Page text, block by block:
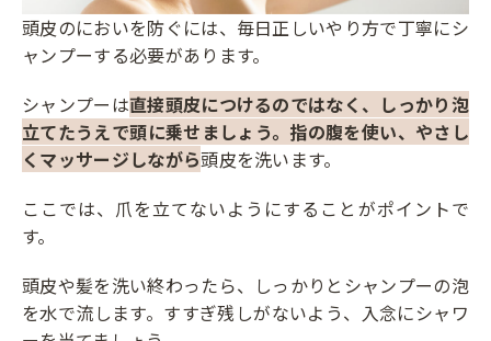
頭皮のにおいを防ぐには、毎日正しいやり方で丁寧にシ
ャンプーする必要があります。
シャンプーは直接頭皮につけるのではなく、しっかり泡
立てたうえで頭に乗せましょう。指の腹を使い、やさし
くマッサージしながら頭皮を洗います。
ここでは、爪を立てないようにすることがポイントで
す。
頭皮や髪を洗い終わったら、しっかりとシャンプーの泡
を水で流します。すすぎ残しがないよう、入念にシャワ